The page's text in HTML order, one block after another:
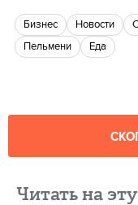
бизнес новости
пельмени
еда
Читать на